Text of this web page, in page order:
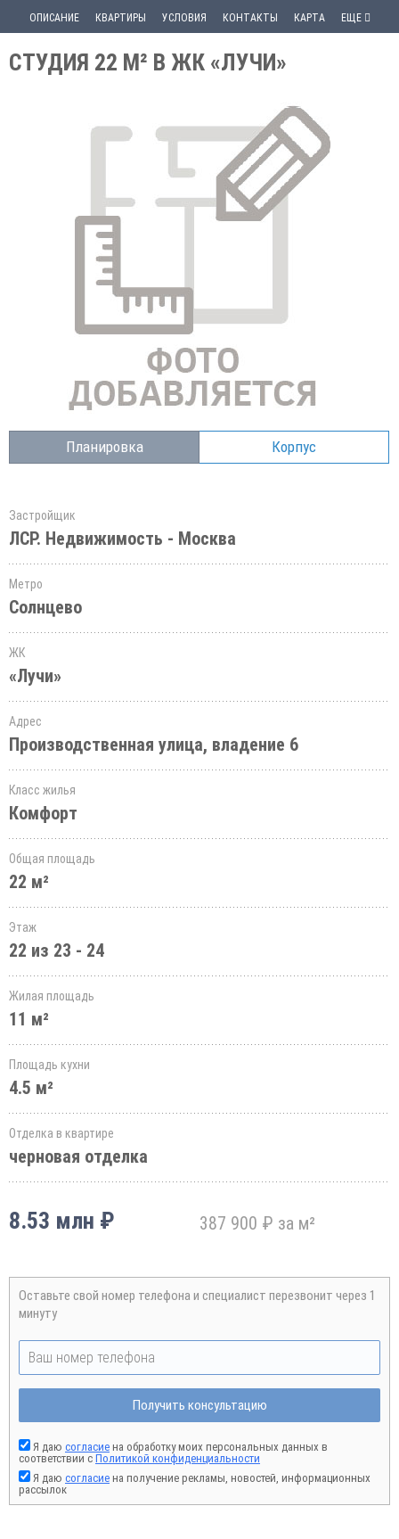
ОПИСАНИЕ КВАРТИРЫ УСЛОВИЯ КОНТАКТЫ КАРТА ЕЩЕ
СТУДИЯ 22 М² В ЖК «ЛУЧИ»
Планировка Корпус
Застройщик
ЛСР. Недвижимость - Москва
Метро
Солнцево
ЖК
«Лучи»
Адрес
Производственная улица, владение 6
Класс жилья
Комфорт
Общая площадь
22 м²
Этаж
22 из 23 - 24
Жилая площадь
11 м²
Площадь кухни
4.5 м²
Отделка в квартире
черновая отделка
8.53 млн ₽ 387 900 ₽ за м²
Оставьте свой номер телефона и специалист перезвонит через 1
минуту
Получить консультацию
Я даю согласие на обработку моих персональных данных в
соответствии с Политикой конфиденциальности
Я даю согласие на получение рекламы, новостей, информационных
рассылок